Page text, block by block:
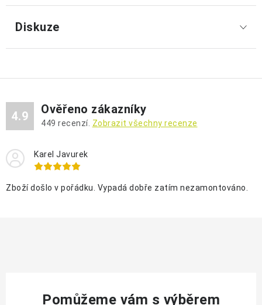
Diskuze
4.9 Ověřeno zákazníky
449 recenzí. Zobrazit všechny recenze
Karel Javurek
Zboží došlo v pořádku. Vypadá dobře zatím nezamontováno.
Pomůžeme vám s výběrem